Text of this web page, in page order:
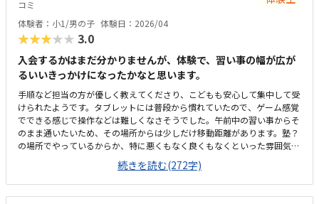
コミ
体験者：小1/男の子 体験日：2026/04
★★★★★ 3.0
入会するかはまだ分かりませんが、体験で、習い事の幅が広が
るいいきっかけになったかなと思います。
手順など担当の方が優しく教えてくださり、こどもも安心して集中して受
けられたようです。タブレットには普段から慣れていたので、ゲーム感覚
でできる感じで操作などは難しくなさそうでした。午前中の習い事からそ
のまま通いたいため、その場所からは少しだけ移動距離があります。塾？
の場所でやっているからか、特に悪くもなく良くもなくといった雰囲気で
すが、集中はできるのかなと思います。習い事と習い事の合間にできれば
と思って探していますが、少し高めだなという印象があります。まだ内容
をちゃんとやっていないので何とも言えませんが、興味はありそうな項目
だなと思います。
続きを読む(272字)